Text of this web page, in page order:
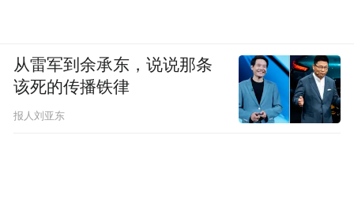
从雷军到余承东，说说那条
该死的传播铁律
报人刘亚东